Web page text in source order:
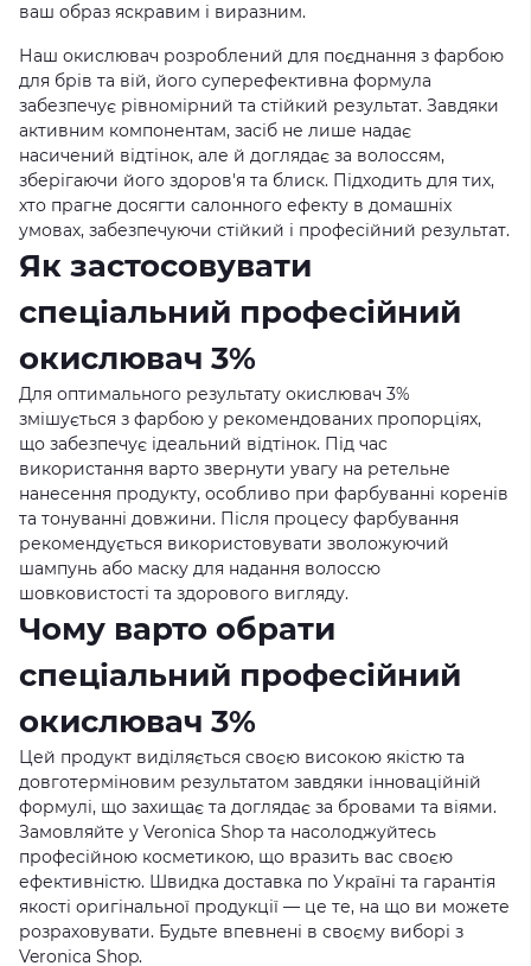
ваш образ яскравим і виразним.
Наш окислювач розроблений для поєднання з фарбою
для брів та вій, його суперефективна формула
забезпечує рівномірний та стійкий результат. Завдяки
активним компонентам, засіб не лише надає
насичений відтінок, але й доглядає за волоссям,
зберігаючи його здоров'я та блиск. Підходить для тих,
хто прагне досягти салонного ефекту в домашніх
умовах, забезпечуючи стійкий і професійний результат.
Як застосовувати
спеціальний професійний
окислювач 3%
Для оптимального результату окислювач 3%
змішується з фарбою у рекомендованих пропорціях,
що забезпечує ідеальний відтінок. Під час
використання варто звернути увагу на ретельне
нанесення продукту, особливо при фарбуванні коренів
та тонуванні довжини. Після процесу фарбування
рекомендується використовувати зволожуючий
шампунь або маску для надання волоссю
шовковистості та здорового вигляду.
Чому варто обрати
спеціальний професійний
окислювач 3%
Цей продукт виділяється своєю високою якістю та
довготерміновим результатом завдяки інноваційній
формулі, що захищає та доглядає за бровами та віями.
Замовляйте у Veronica Shop та насолоджуйтесь
професійною косметикою, що вразить вас своєю
ефективністю. Швидка доставка по Україні та гарантія
якості оригінальної продукції — це те, на що ви можете
розраховувати. Будьте впевнені в своєму виборі з
Veronica Shop.